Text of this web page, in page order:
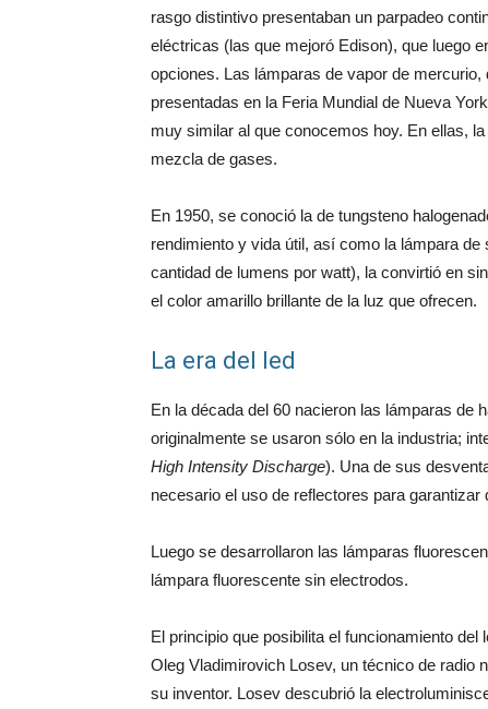
rasgo distintivo presentaban un parpadeo
eléctricas (las que mejoró Edison), que luego
opciones. Las lámparas de vapor de
presentadas en la Feria Mundial de Nueva
muy similar al que conocemos hoy. En ellas,
mezcla de gases.
En 1950, se conoció la de tungsteno
rendimiento y vida útil, así como la lámpara
cantidad de lumens por watt), la convirtió en
el color amarillo brillante de la luz que ofrecen.
La era del led
En la década del 60 nacieron las lámparas de
originalmente se usaron sólo en la industria;
High Intensity Discharge). Una de sus
necesario el uso de reflectores para
Luego se desarrollaron las lámparas
lámpara fluorescente sin electrodos.
El principio que posibilita el funcionamiento del
Oleg Vladimirovich Losev, un técnico de radio
su inventor. Losev descubrió la